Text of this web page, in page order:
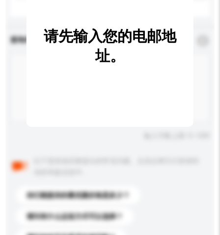
查询内容 *必须填写
你们能提供的最优惠价格是多少？
请问有什么运送方式可以选择？
请先输入您的电邮地
址。